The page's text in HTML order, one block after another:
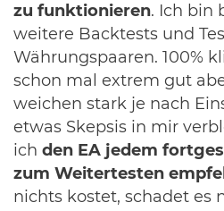
zu funktionieren. Ich bin
weitere Backtests und
Währungspaaren. 100%
schon mal extrem gut
weichen stark je nach
etwas Skepsis in mir
ich den EA jedem
zum Weitertesten
nichts kostet, schadet es